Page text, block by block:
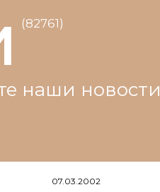
(82761)
наши новости
07.03.2002